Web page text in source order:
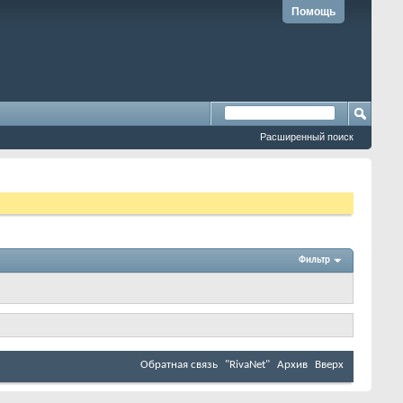
Помощь
Расширенный поиск
Фильтр
Обратная связь "RivaNet" Архив Вверх